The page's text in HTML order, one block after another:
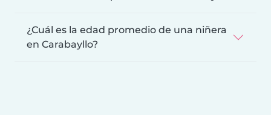
¿Cuál es la edad promedio de una niñera
en Carabayllo?